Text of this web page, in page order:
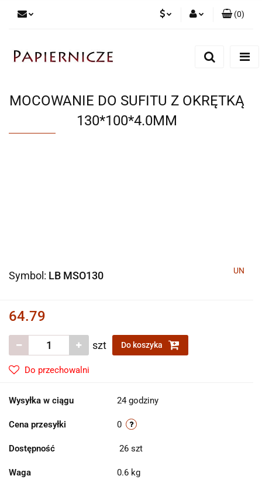
(0)
MOCOWANIE DO SUFITU Z OKRĘTKĄ
130*100*4.0MM
Symbol: LB MSO130 UN
64.79
szt Do koszyka
Do przechowalni
Wysyłka w ciągu 24 godziny
Cena przesyłki 0
Dostępność 26 szt
Waga 0.6 kg